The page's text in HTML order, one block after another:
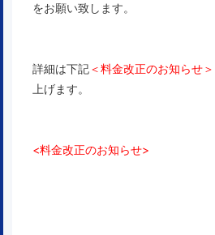
をお願い致します。
詳細は下記＜料金改正のお知らせ＞
上げます。
<料金改正のお知らせ>